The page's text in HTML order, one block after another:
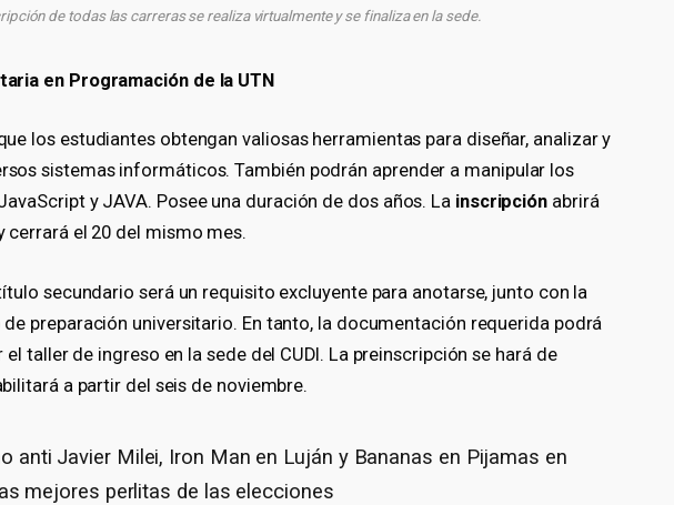
de todas las carreras se realiza virtualmente y se finaliza en la sede.
en Programación de la UTN
los estudiantes obtengan valiosas herramientas para diseñar, analizar y
sistemas informáticos. También podrán aprender a manipular los
JavaScript y JAVA. Posee una duración de dos años. La inscripción abrirá
cerrará el 20 del mismo mes.
secundario será un requisito excluyente para anotarse, junto con la
preparación universitario. En tanto, la documentación requerida podrá
taller de ingreso en la sede del CUDI. La preinscripción se hará de
a partir del seis de noviembre.
anti Javier Milei, Iron Man en Luján y Bananas en Pijamas en
mejores perlitas de las elecciones